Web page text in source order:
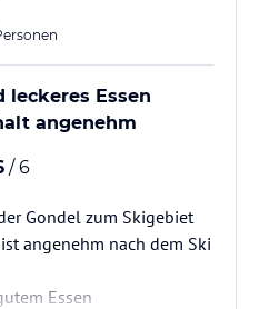
leckeres Essen
angenehm
/ 6
Gondel zum Skigebiet
angenehm nach dem Ski
Essen